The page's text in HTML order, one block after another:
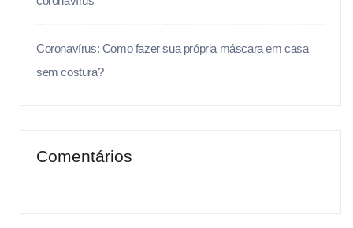
Coronavírus: Como fazer sua própria máscara em casa
sem costura?
Comentários